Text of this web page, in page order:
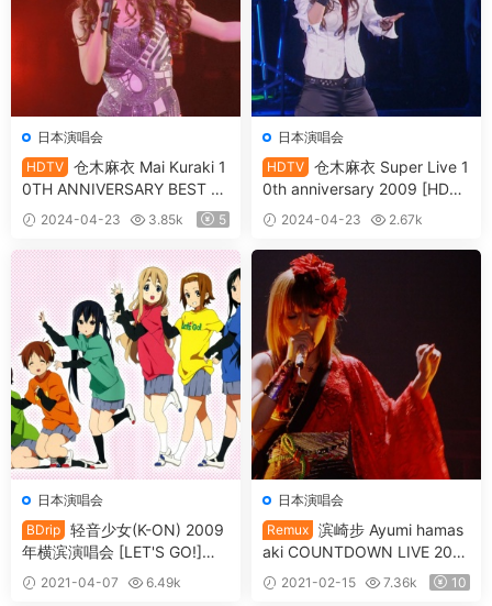
日本演唱会
HDTV 仓木麻衣 Mai Kuraki 1
0TH ANNIVERSARY BEST LI
VE FIANAL IN TOKYO FOUR
M 2009 [HDTV TS 4.36G]
2024-04-23 3.85k 5
日本演唱会
HDTV 仓木麻衣 Super Live 1
0th anniversary 2009 [HDTV
TS 12.32G]
2024-04-23
2.67k
日本演唱会
BDrip 轻音少女(K-ON) 2009
年横滨演唱会 [LET'S GO!]
《BDrip MKV 17.8G》
2021-04-07
6.49k
日本演唱会
Remux 滨崎步 Ayumi hamas
aki COUNTDOWN LIVE 200
9-2010 A -Future Classics 滨
崎步2009-2010跨年演唱会
2021-02-15 7.36k 10